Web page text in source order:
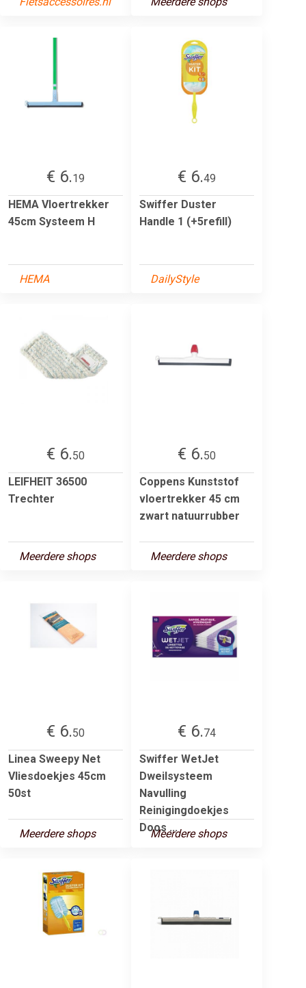
€ 6.19
HEMA Vloertrekker
45cm Systeem H
HEMA
€ 6.49
Swiffer Duster
Handle 1 (+5refill)
DailyStyle
€ 6.50
LEIFHEIT 36500
Trechter
Meerdere shops
€ 6.50
Coppens Kunststof
vloertrekker 45 cm
zwart natuurrubber
Meerdere shops
€ 6.50
Linea Sweepy Net
Vliesdoekjes 45cm
50st
Meerdere shops
€ 6.74
Swiffer WetJet
Dweilsysteem
Navulling
Reinigingdoekjes
Doos ...
Meerdere shops